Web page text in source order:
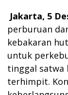
Jakarta, 5
perburuan
kebakaran
untuk
tinggal satwa
terhimpit.